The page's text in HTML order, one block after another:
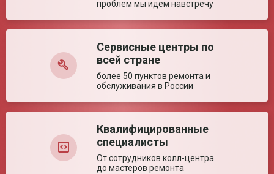
Ключевые преимущества
Особенности
Переносная модель подходит для
Ваша оценка:
проблем мы идем навстречу
Сервисные центры по
всей стране
более 50 пунктов ремонта и
обслуживания в России
Квалифицированные
специалисты
От сотрудников колл-центра
до мастеров ремонта